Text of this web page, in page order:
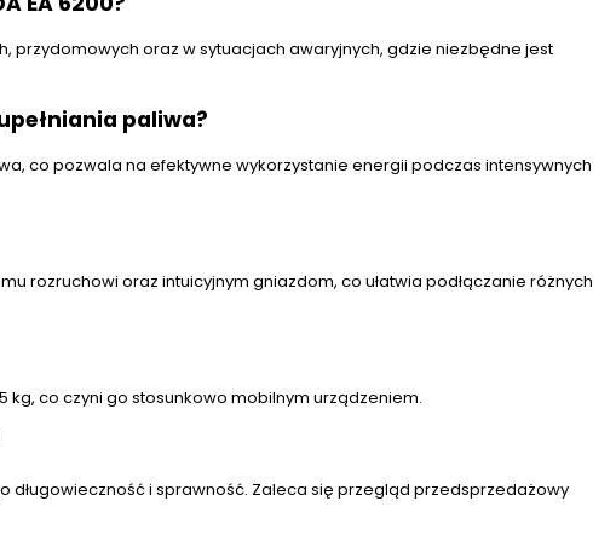
przydomowych oraz w sytuacjach awaryjnych, gdzie niezbędne jest
paliwa?
co pozwala na efektywne wykorzystanie energii podczas intensywnych
rozruchowi oraz intuicyjnym gniazdom, co ułatwia podłączanie różnych
kg, co czyni go stosunkowo mobilnym urządzeniem.
i sprawność. Zaleca się przegląd przedsprzedażowy